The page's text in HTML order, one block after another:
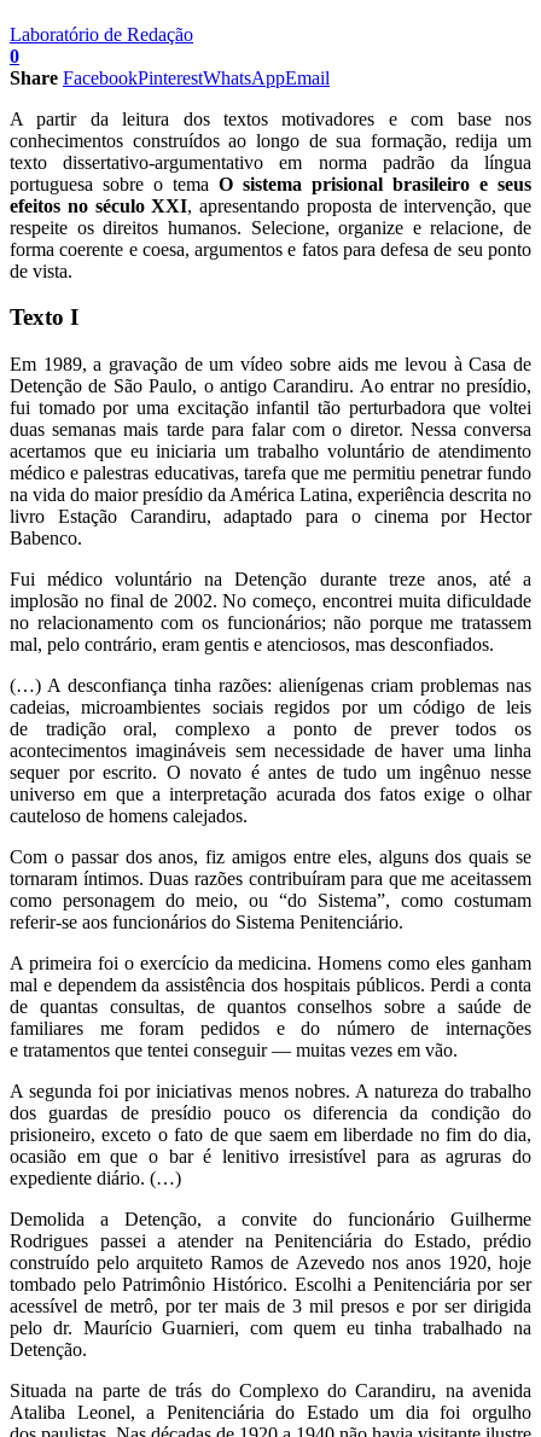
Laboratório de Redação
0
Share FacebookPinterestWhatsAppEmail
A partir da leitura dos textos motivadores e com base nos
conhecimentos construídos ao longo de sua formação, redija um
texto dissertativo-argumentativo em norma padrão da língua
portuguesa sobre o tema O sistema prisional brasileiro e seus
efeitos no século XXI, apresentando proposta de intervenção, que
respeite os direitos humanos. Selecione, organize e relacione, de
forma coerente e coesa, argumentos e fatos para defesa de seu ponto
de vista.
Texto I
Em 1989, a gravação de um vídeo sobre aids me levou à Casa de
Detenção de São Paulo, o antigo Carandiru. Ao entrar no presídio,
fui tomado por uma excitação infantil tão perturbadora que voltei
duas semanas mais tarde para falar com o diretor. Nessa conversa
acertamos que eu iniciaria um trabalho voluntário de atendimento
médico e palestras educativas, tarefa que me permitiu penetrar fundo
na vida do maior presídio da América Latina, experiência descrita no
livro Estação Carandiru, adaptado para o cinema por Hector
Babenco.
Fui médico voluntário na Detenção durante treze anos, até a
implosão no final de 2002. No começo, encontrei muita dificuldade
no relacionamento com os funcionários; não porque me tratassem
mal, pelo contrário, eram gentis e atenciosos, mas desconfiados.
(…) A desconfiança tinha razões: alienígenas criam problemas nas
cadeias, microambientes sociais regidos por um código de leis
de tradição oral, complexo a ponto de prever todos os
acontecimentos imagináveis sem necessidade de haver uma linha
sequer por escrito. O novato é antes de tudo um ingênuo nesse
universo em que a interpretação acurada dos fatos exige o olhar
cauteloso de homens calejados.
Com o passar dos anos, fiz amigos entre eles, alguns dos quais se
tornaram íntimos. Duas razões contribuíram para que me aceitassem
como personagem do meio, ou “do Sistema”, como costumam
referir-se aos funcionários do Sistema Penitenciário.
A primeira foi o exercício da medicina. Homens como eles ganham
mal e dependem da assistência dos hospitais públicos. Perdi a conta
de quantas consultas, de quantos conselhos sobre a saúde de
familiares me foram pedidos e do número de internações
e tratamentos que tentei conseguir — muitas vezes em vão.
A segunda foi por iniciativas menos nobres. A natureza do trabalho
dos guardas de presídio pouco os diferencia da condição do
prisioneiro, exceto o fato de que saem em liberdade no fim do dia,
ocasião em que o bar é lenitivo irresistível para as agruras do
expediente diário. (…)
Demolida a Detenção, a convite do funcionário Guilherme
Rodrigues passei a atender na Penitenciária do Estado, prédio
construído pelo arquiteto Ramos de Azevedo nos anos 1920, hoje
tombado pelo Patrimônio Histórico. Escolhi a Penitenciária por ser
acessível de metrô, por ter mais de 3 mil presos e por ser dirigida
pelo dr. Maurício Guarnieri, com quem eu tinha trabalhado na
Detenção.
Situada na parte de trás do Complexo do Carandiru, na avenida
Ataliba Leonel, a Penitenciária do Estado um dia foi orgulho